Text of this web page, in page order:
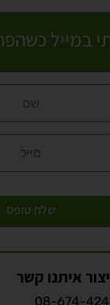
במייל
שלח טופס
איתנו קשר